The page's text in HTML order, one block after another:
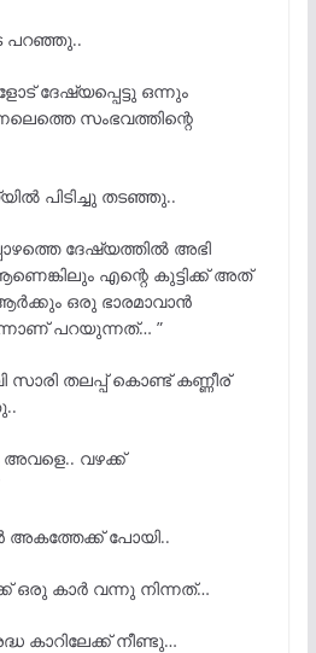
പറഞ്ഞു..
ദേഷ്യപ്പെട്ടു ഒന്നും
സംഭവത്തിന്റെ
പിടിച്ചു തടഞ്ഞു..
ദേഷ്യത്തില്അഭി
എന്റെ കുട്ടിക്ക് അത്
ആര്ക്കും ഒരു ഭാരമാവാൻ
പറയുന്നത്… ”
സാരി തലപ്പ് കൊണ്ട് കണ്ണീര്
വഴക്ക്
പോയി..
ഒരു കാർ വന്നു നിന്നത്…
കാറിലേക്ക് നീണ്ടു…